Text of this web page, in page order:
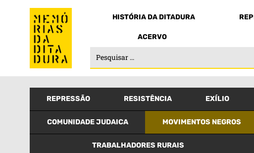
HISTÓRIA DA DITADURA
ACERVO
REPRESSÃO RESISTÊNCIA EXÍLIO
COMUNIDADE JUDAICA MOVIMENTOS NEGROS
TRABALHADORES RURAIS